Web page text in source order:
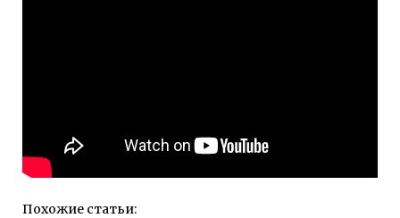
Похожие статьи: